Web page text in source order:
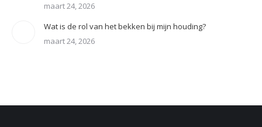
maart 24, 2026
Wat is de rol van het bekken bij mijn houding?
maart 24, 2026